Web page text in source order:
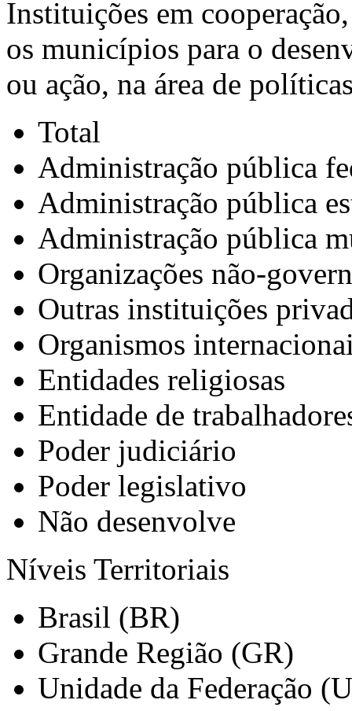
Instituições em
os municípios para o
ou ação, na área de
Total
Administração pública
Administração pública
Administração pública
Organizações não-
Outras instituições
Organismos
Entidades religiosas
Entidade de
Poder judiciário
Poder legislativo
Não desenvolve
Níveis Territoriais
Brasil (BR)
Grande Região (GR)
Unidade da Federação